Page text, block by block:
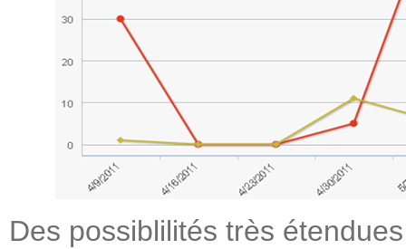
Des possiblilités très